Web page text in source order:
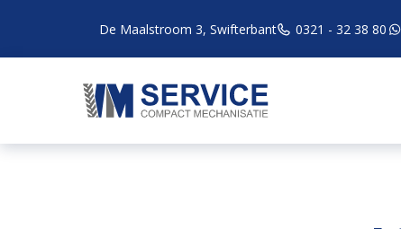
De Maalstroom 3, Swifterbant 0321 - 32 38 80